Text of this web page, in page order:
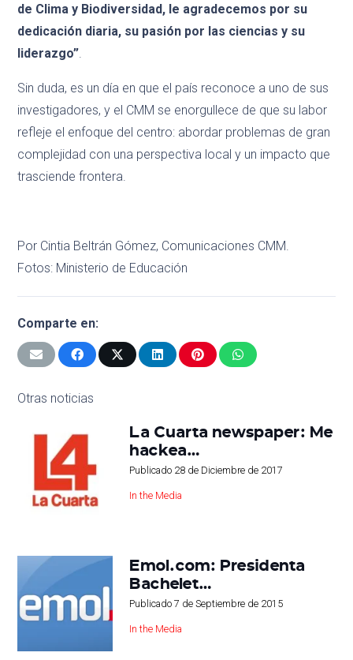
de Clima y Biodiversidad, le agradecemos por su
dedicación diaria, su pasión por las ciencias y su
liderazgo”.
Sin duda, es un día en que el país reconoce a uno de sus
investigadores, y el CMM se enorgullece de que su labor
refleje el enfoque del centro: abordar problemas de gran
complejidad con una perspectiva local y un impacto que
trasciende frontera.
Por Cintia Beltrán Gómez, Comunicaciones CMM.
Fotos: Ministerio de Educación
Comparte en:
Otras noticias
La Cuarta newspaper: Me
hackea…
Publicado 28 de Diciembre de 2017
In the Media
Emol.com: Presidenta
Bachelet…
Publicado 7 de Septiembre de 2015
In the Media